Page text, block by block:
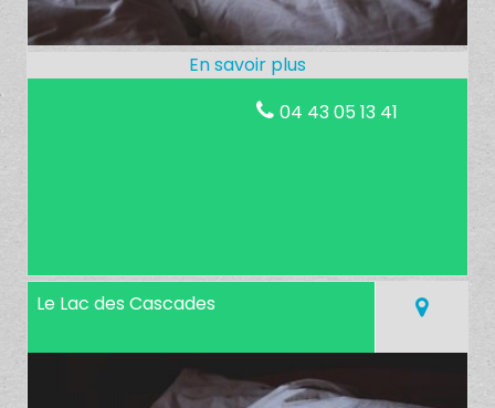
04 43 05 13 41
Le Lac des Cascades